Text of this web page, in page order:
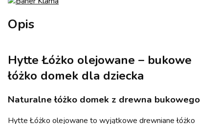
Opis
Hytte Łóżko olejowane – bukowe
łóżko domek dla dziecka
Naturalne łóżko domek z drewna bukowego
Hytte Łóżko olejowane to wyjątkowe drewniane łóżko